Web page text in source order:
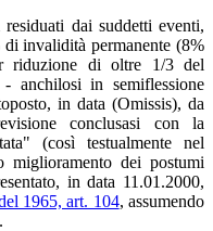
dai suddetti eventi,
invalidità permanente (8%
riduzione di oltre 1/3 del
anchilosi in semiflessione
in data (Omissis), da
conclusasi con la
(così testualmente nel
miglioramento dei postumi
in data 11.01.2000,
1965, art. 104, assumendo